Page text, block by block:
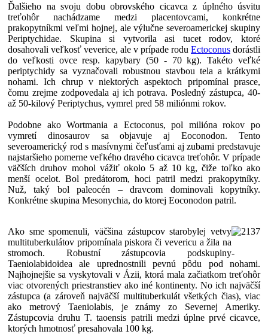
Ďalšieho na svoju dobu obrovského cicavca z úplného úsvitu
treťohôr nachádzame medzi placentovcami, konkrétne
prakopytníkmi veľmi hojnej, ale výlučne severoamerickej skupiny
Periptychidae. Skupina si vytvorila asi tucet rodov, ktoré
dosahovali veľkosť veverice, ale v prípade rodu Ectoconus dorástli
do veľkosti ovce resp. kapybary (50 - 70 kg). Takéto veľké
periptychidy sa vyznačovali robustnou stavbou tela a krátkymi
nohami. Ich chrup v niektorých aspektoch pripomínal prasce,
čomu zrejme zodpovedala aj ich potrava. Posledný zástupca, 40-
až 50-kilový Periptychus, vymrel pred 58 miliónmi rokov.
Podobne ako Wortmania a Ectoconus, pol milióna rokov po
vymretí dinosaurov sa objavuje aj Eoconodon. Tento
severoamerický rod s masívnymi čeľusťami aj zubami predstavuje
najstaršieho pomerne veľkého dravého cicavca treťohôr. V prípade
väčších druhov mohol vážiť okolo 5 až 10 kg, čiže toľko ako
menší ocelot. Bol predátorom, hoci patril medzi prakopytníky.
Nuž, taký bol paleocén – dravcom dominovali kopytníky.
Konkrétne skupina Mesonychia, do ktorej Eoconodon patril.
-
Ako sme spomenuli, väčšina zástupcov starobylej vetvy
multituberkulátov pripomínala piskora či vevericu a žila na
stromoch. Robustní zástupcovia podskupiny
Taeniolabidoidea ale uprednostnili pevnú pôdu pod nohami.
Najhojnejšie sa vyskytovali v Ázii, ktorá mala začiatkom treťohôr
viac otvorených priestranstiev ako iné kontinenty. No ich najväčší
zástupca (a zároveň najväčší multituberkulát všetkých čias), viac
ako metrový Taeniolabis, je známy zo Severnej Ameriky.
Zástupcovia druhu T. taoensis patrili medzi úplne prvé cicavce,
ktorých hmotnosť presahovala 100 kg.